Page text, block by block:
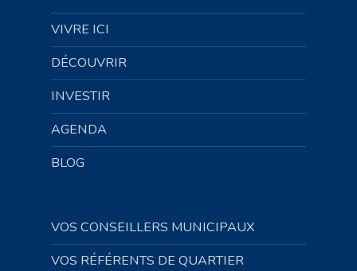
VIVRE ICI
DÉCOUVRIR
INVESTIR
AGENDA
BLOG
VOS CONSEILLERS MUNICIPAUX
VOS RÉFÉRENTS DE QUARTIER